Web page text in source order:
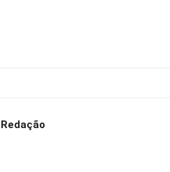
Redação